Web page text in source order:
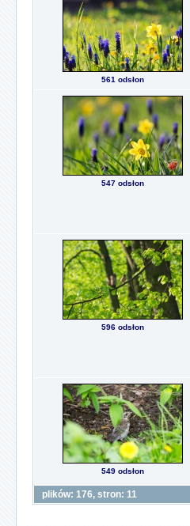
561 odsłon
547 odsłon
596 odsłon
549 odsłon
plików: 176, stron: 11